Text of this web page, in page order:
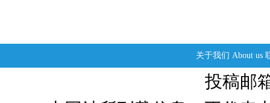
关于我们 About us
投稿邮